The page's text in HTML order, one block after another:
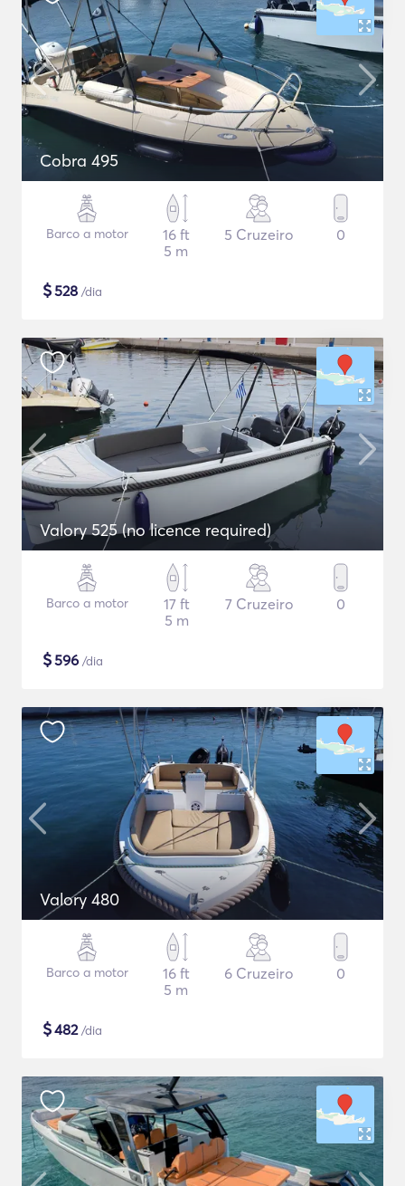
Cobra 495
Barco a motor
16 ft
5 m
5 Cruzeiro 0
$528 /dia
Valory 525 (no licence required)
Barco a motor
17 ft
5 m
7 Cruzeiro 0
$596 /dia
Valory 480
Barco a motor
16 ft
5 m
6 Cruzeiro 0
$482/dia